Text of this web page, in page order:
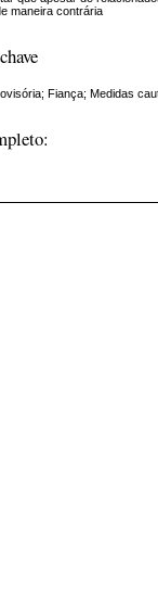
maneira contrária
Fiança; Medidas